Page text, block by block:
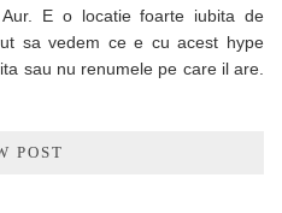
E o locatie foarte iubita de
sa vedem ce e cu acest hype
sau nu renumele pe care il are.
POST